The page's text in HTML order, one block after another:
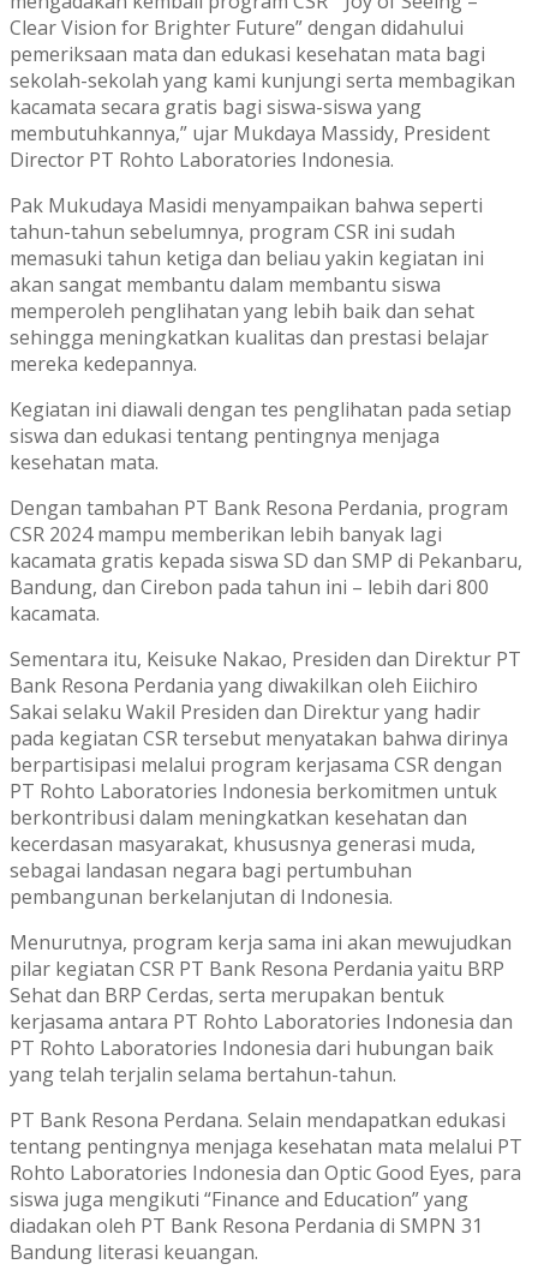
Clear Vision for Brighter Future” dengan didahului
pemeriksaan mata dan edukasi kesehatan mata bagi
sekolah-sekolah yang kami kunjungi serta membagikan
kacamata secara gratis bagi siswa-siswa yang
membutuhkannya,” ujar Mukdaya Massidy, President
Director PT Rohto Laboratories Indonesia.
Pak Mukudaya Masidi menyampaikan bahwa seperti
tahun-tahun sebelumnya, program CSR ini sudah
memasuki tahun ketiga dan beliau yakin kegiatan ini
akan sangat membantu dalam membantu siswa
memperoleh penglihatan yang lebih baik dan sehat
sehingga meningkatkan kualitas dan prestasi belajar
mereka kedepannya.
Kegiatan ini diawali dengan tes penglihatan pada setiap
siswa dan edukasi tentang pentingnya menjaga
kesehatan mata.
Dengan tambahan PT Bank Resona Perdania, program
CSR 2024 mampu memberikan lebih banyak lagi
kacamata gratis kepada siswa SD dan SMP di Pekanbaru,
Bandung, dan Cirebon pada tahun ini – lebih dari 800
kacamata.
Sementara itu, Keisuke Nakao, Presiden dan Direktur PT
Bank Resona Perdania yang diwakilkan oleh Eiichiro
Sakai selaku Wakil Presiden dan Direktur yang hadir
pada kegiatan CSR tersebut menyatakan bahwa dirinya
berpartisipasi melalui program kerjasama CSR dengan
PT Rohto Laboratories Indonesia berkomitmen untuk
berkontribusi dalam meningkatkan kesehatan dan
kecerdasan masyarakat, khususnya generasi muda,
sebagai landasan negara bagi pertumbuhan
pembangunan berkelanjutan di Indonesia.
Menurutnya, program kerja sama ini akan mewujudkan
pilar kegiatan CSR PT Bank Resona Perdania yaitu BRP
Sehat dan BRP Cerdas, serta merupakan bentuk
kerjasama antara PT Rohto Laboratories Indonesia dan
PT Rohto Laboratories Indonesia dari hubungan baik
yang telah terjalin selama bertahun-tahun.
PT Bank Resona Perdana. Selain mendapatkan edukasi
tentang pentingnya menjaga kesehatan mata melalui PT
Rohto Laboratories Indonesia dan Optic Good Eyes, para
siswa juga mengikuti “Finance and Education” yang
diadakan oleh PT Bank Resona Perdania di SMPN 31
Bandung literasi keuangan.